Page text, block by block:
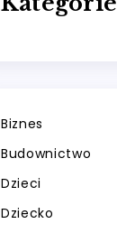
Biznes
Budownictwo
Dzieci
Dziecko